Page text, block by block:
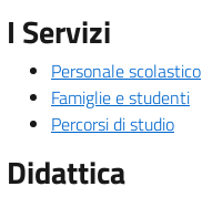
I Servizi
Personale scolastico
Famiglie e studenti
Percorsi di studio
Didattica